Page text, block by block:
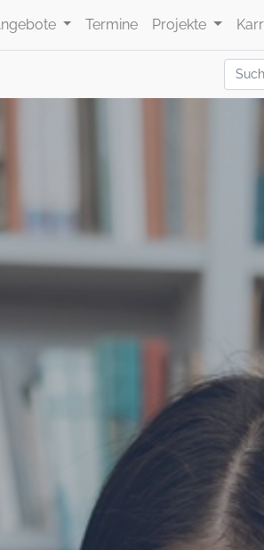
Termine Projekte